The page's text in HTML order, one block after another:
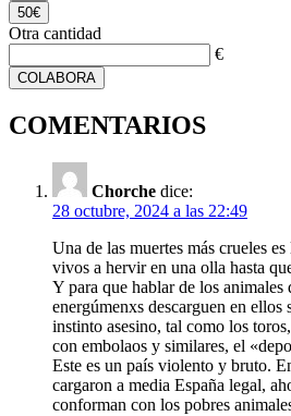
50€
Otra cantidad
€
COLABORA
COMENTARIOS
Chorche dice:
28 octubre, 2024 a las 22:49
Una de las muertes más crueles
vivos a hervir en una olla hasta
Y para que hablar de los animales
energúmenxs descarguen en
instinto asesino, tal como los
con embolaos y similares, el
Este es un país violento y bruto.
cargaron a media España legal,
conforman con los pobres